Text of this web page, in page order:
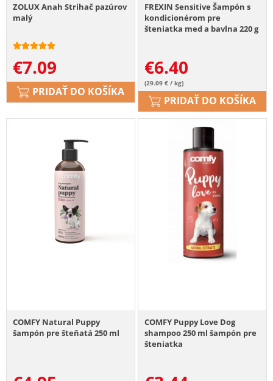
ZOLUX Anah Strihač pazúrov
malý
€7.09
PRIDAŤ DO KOŠÍKA
FREXIN Sensitive Šampón s
kondicionérom pre
šteniatka med a bavlna 220 g
€6.40
(29.09 € / kg)
PRIDAŤ DO KOŠÍKA
COMFY Natural Puppy
šampón pre šteňatá 250 ml
COMFY Puppy Love Dog
shampoo 250 ml šampón pre
šteniatka